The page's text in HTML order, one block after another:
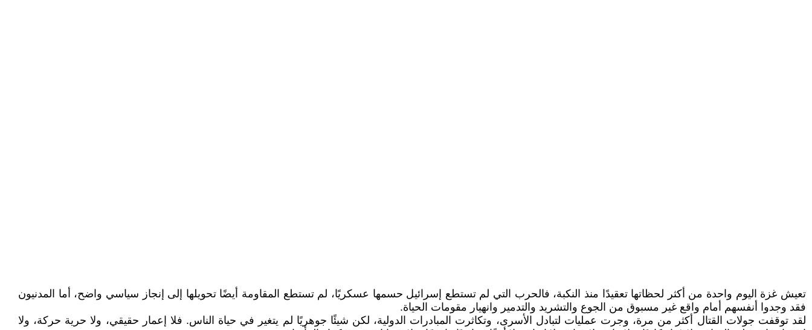
تعيش غزة اليوم واحدة من أكثر لحظاتها تعقيدًا منذ النكبة، فالحرب التي لم تستطع إسرائيل حسمها عسكريًا، لم تستطع المقاومة أيضًا تحويلها إلى إنجاز سياسي واضح، أما المدنيون
فقد وجدوا أنفسهم أمام واقع غير مسبوق من الجوع والتشريد والتدمير وانهيار مقومات الحياة.
لقد توقفت جولات القتال أكثر من مرة، وجرت عمليات لتبادل الأسرى، وتكاثرت المبادرات الدولية، لكن شيئًا جوهريًا لم يتغير في حياة الناس. فلا إعمار حقيقي، ولا حرية حركة، ولا